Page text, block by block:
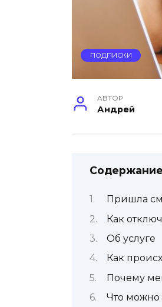
ПОДПИСКИ
АВТОР
Андрей
Содержание
Пришла
Как
Об услуге
Как
Почему
Что можно